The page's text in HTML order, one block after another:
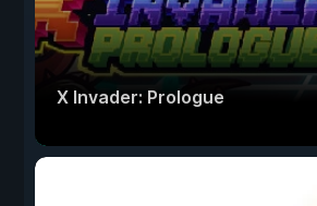
X Invader: Prologue